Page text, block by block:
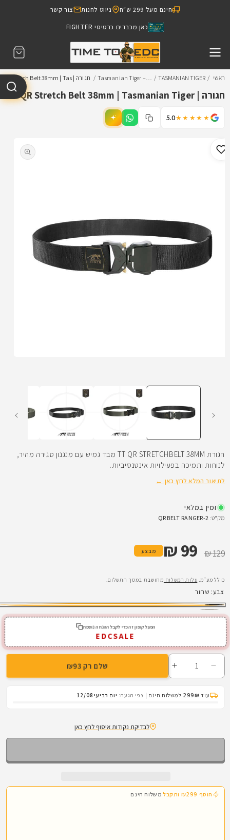
חינם מעל 299 ש״ח ניווט לחנות
צור קשר
כאן מכבדים כרטיסי FIGHTER
עגלת
קניות
ראשי Tasmanian Tiger –… TASMANIAN TIGER חגורה | QR Stretch Belt 38mm | Tas…
חגורה | QR Stretch Belt 38mm | Tasmanian Tiger
★★★★★
5.0
למידע
מוצר
חגורת TT QR STRETCHBELT 38MM מבד גמיש עם מנגנון סגירה מהיר,
לנוחות ותמיכה בפעילויות אינטנסיביות.
לתיאור המלא לחץ כאן ←
זמין במלאי
מק"ט: QR BELT RANGER-2
129 ₪
מחיר מבצע
99 ₪ מבצע
כולל מע"מ. עלות המשלוח מחושבת במסך התשלום.
צבע: שחור
שחור
ירוק
וריאציה
או
זמינה
הפעל קופון זה כדי לקבל ההנחה נוספת
EDCSALE
הפחתת
לחגורה
Belt
|
Tiger
הגדלת
כמות
לחגורה
Stretch
Belt
|
Tiger
שלם רק ₪93
עוד 299₪ למשלוח חינם צפי הגעה: יום רביעי 12/08
לבדיקת נקודות איסוף לחץ כאן
הוסף ₪299 ותקבל משלוח חינם